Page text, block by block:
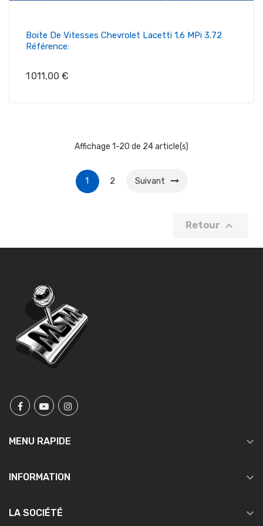
Boite De Vitesses Chevrolet Lacetti 1.6 MPi 3.72
Référence:
Prix
1 011,00 €
Affichage 1-20 de 24 article(s)
1 2 Suivant
Retour 
MENU RAPIDE 
INFORMATION 
LA SOCIÉTÉ 